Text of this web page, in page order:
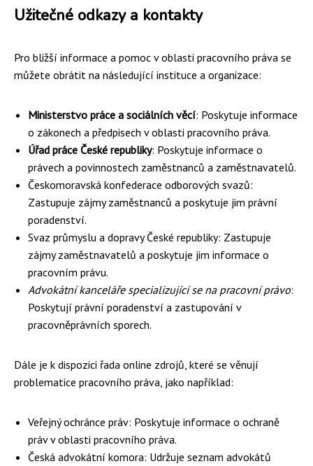
Užitečné odkazy a kontakty
Pro bližší informace a pomoc v oblasti pracovního práva se
můžete obrátit na následující instituce a organizace:
Ministerstvo práce a sociálních věcí: Poskytuje informace
o zákonech a předpisech v oblasti pracovního práva.
Úřad práce České republiky: Poskytuje informace o
právech a povinnostech zaměstnanců a zaměstnavatelů.
Českomoravská konfederace odborových svazů:
Zastupuje zájmy zaměstnanců a poskytuje jim právní
poradenství.
Svaz průmyslu a dopravy České republiky: Zastupuje
zájmy zaměstnavatelů a poskytuje jim informace o
pracovním právu.
Advokátní kanceláře specializující se na pracovní právo:
Poskytují právní poradenství a zastupování v
pracovněprávních sporech.
Dále je k dispozici řada online zdrojů, které se věnují
problematice pracovního práva, jako například:
Veřejný ochránce práv: Poskytuje informace o ochraně
práv v oblasti pracovního práva.
Česká advokátní komora: Udržuje seznam advokátů